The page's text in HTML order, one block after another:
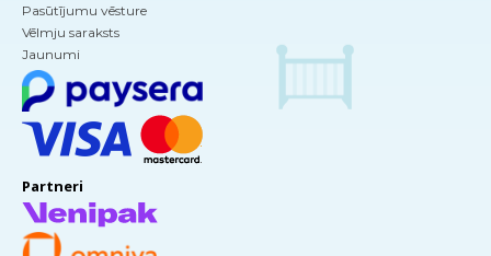
Pasūtījumu vēsture
Vēlmju saraksts
Jaunumi
Partneri